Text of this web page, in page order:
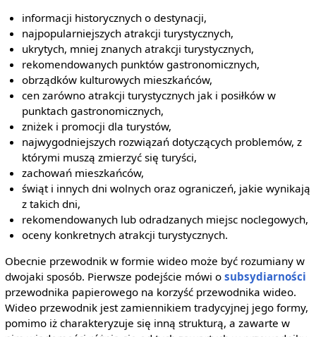
informacji historycznych o destynacji,
najpopularniejszych atrakcji turystycznych,
ukrytych, mniej znanych atrakcji turystycznych,
rekomendowanych punktów gastronomicznych,
obrządków kulturowych mieszkańców,
cen zarówno atrakcji turystycznych jak i posiłków w
punktach gastronomicznych,
zniżek i promocji dla turystów,
najwygodniejszych rozwiązań dotyczących problemów, z
którymi muszą zmierzyć się turyści,
zachowań mieszkańców,
świąt i innych dni wolnych oraz ograniczeń, jakie wynikają
z takich dni,
rekomendowanych lub odradzanych miejsc noclegowych,
oceny konkretnych atrakcji turystycznych.
Obecnie przewodnik w formie wideo może być rozumiany w
dwojaki sposób. Pierwsze podejście mówi o subsydiarności
przewodnika papierowego na korzyść przewodnika wideo.
Wideo przewodnik jest zamiennikiem tradycyjnej jego formy,
pomimo iż charakteryzuje się inną strukturą, a zawarte w